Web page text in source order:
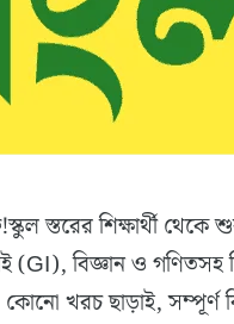
স্তরের শিক্ষার্থী
বিজ্ঞান ও
কোনো খরচ ছাড়াই,